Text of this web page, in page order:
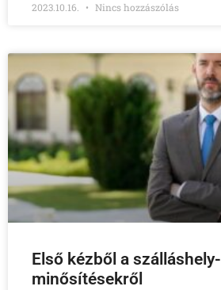
2023.10.16. Nincs hozzászólás
Első kézből a szálláshely-
minősítésekről